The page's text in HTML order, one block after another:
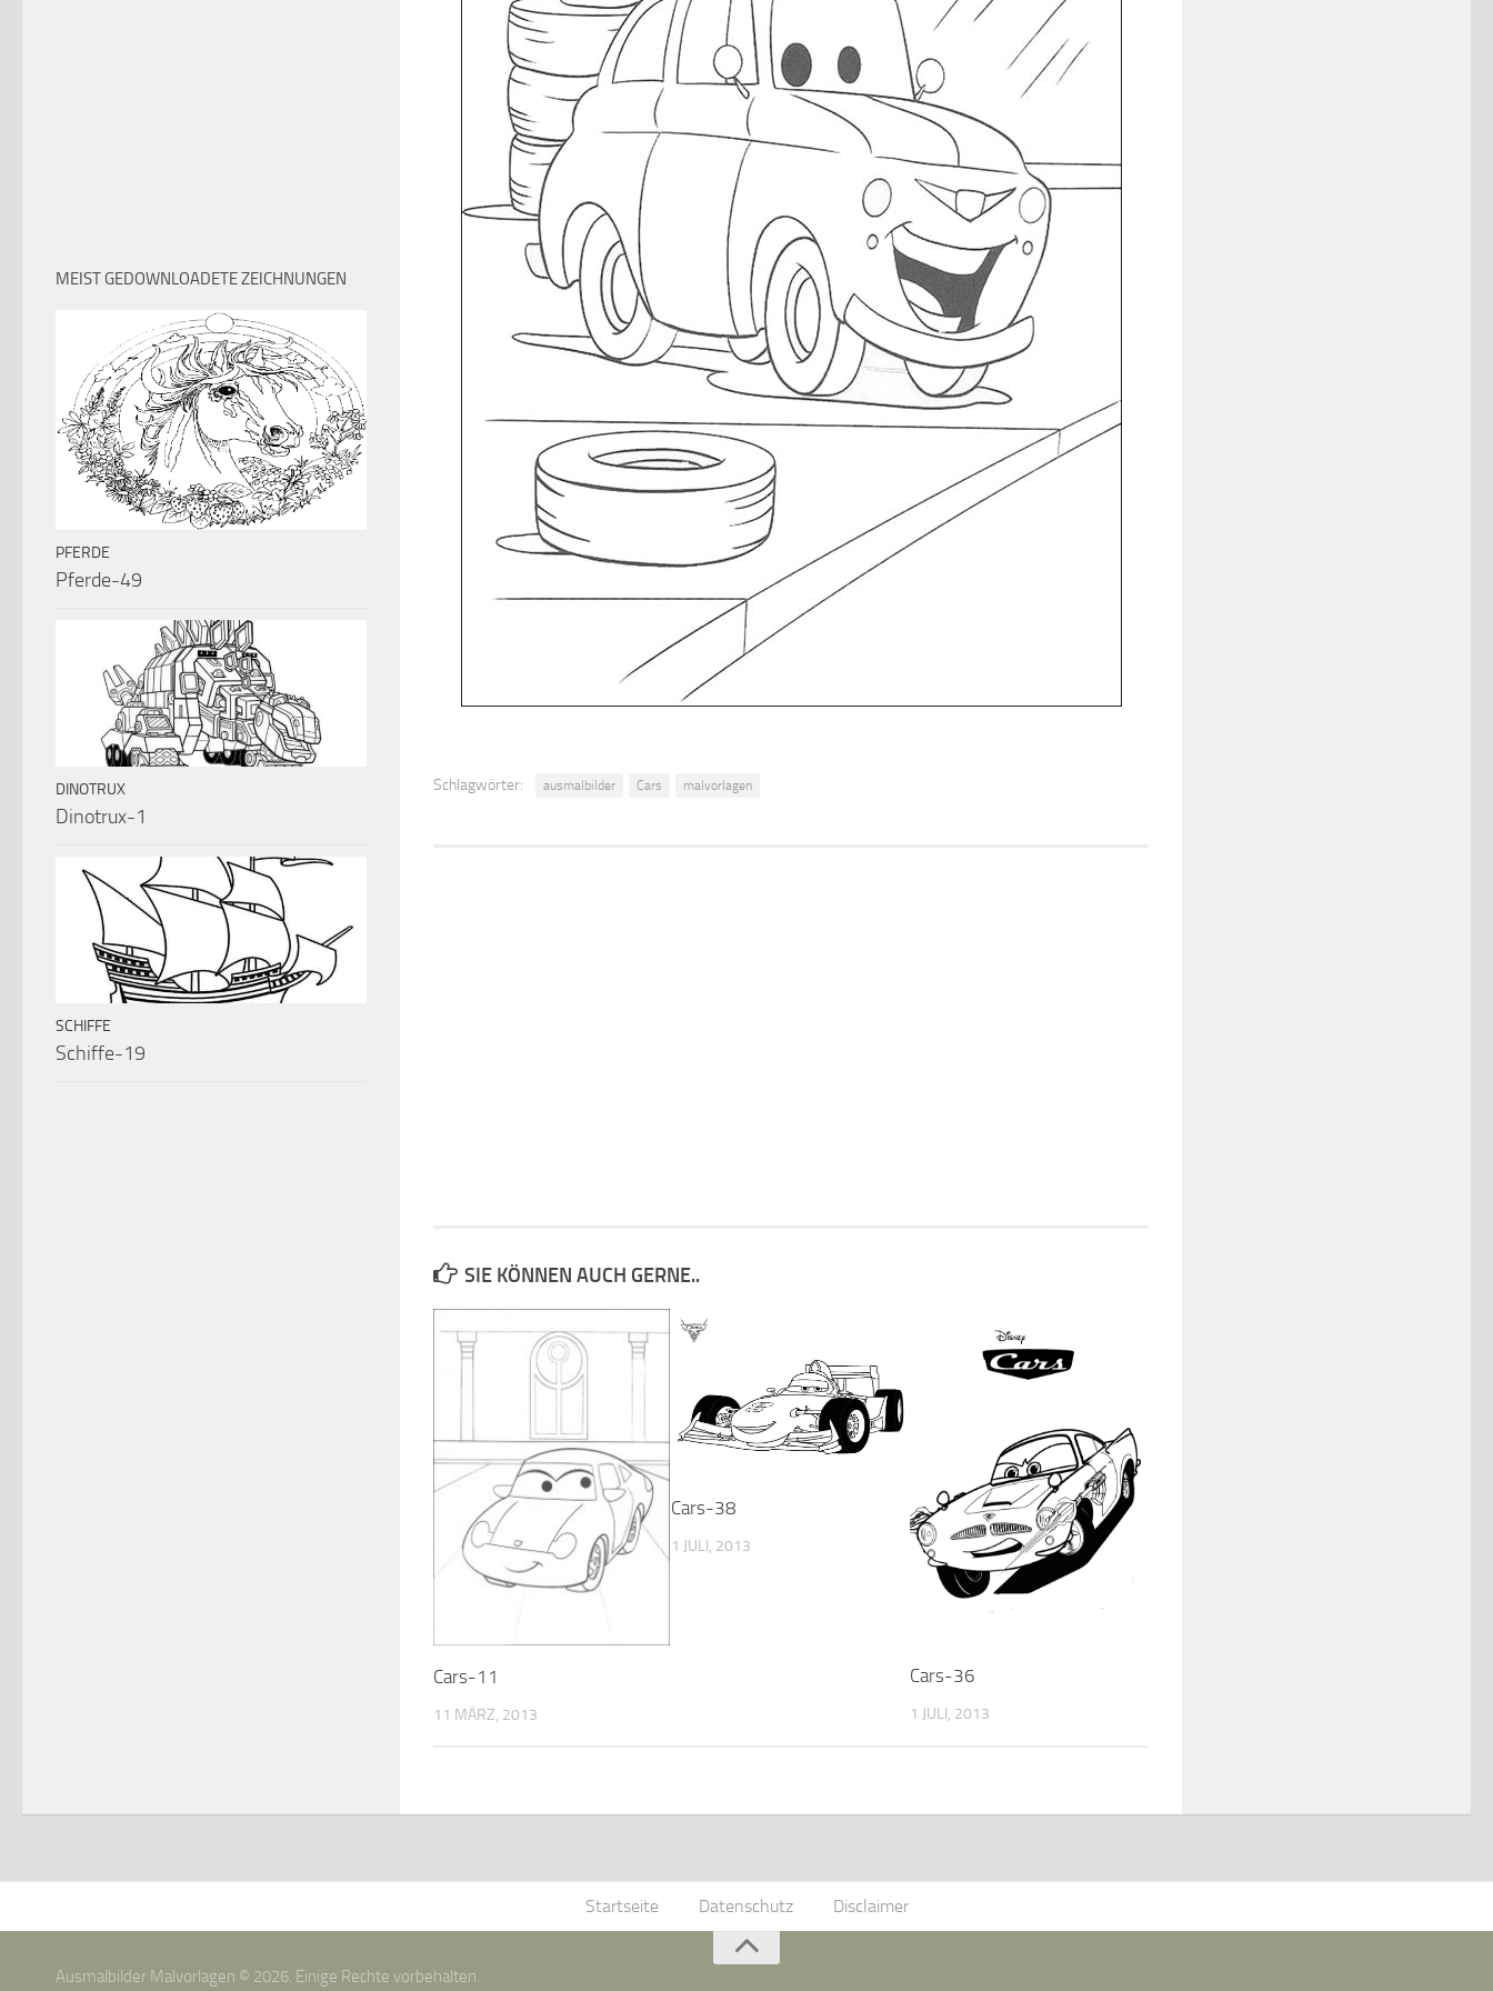
Schlagwörter: ausmalbilder Cars malvorlagen
SIE KÖNNEN AUCH GERNE..
Cars-11
11 MÄRZ, 2013
Cars-38
1 JULI, 2013
Cars-36
1 JULI, 2013
MEIST GEDOWNLOADETE ZEICHNUNGEN
PFERDE
Pferde-49
DINOTRUX
Dinotrux-1
SCHIFFE
Schiffe-19
Startseite Datenschutz Disclaimer
Ausmalbilder Malvorlagen © 2026. Einige Rechte vorbehalten.